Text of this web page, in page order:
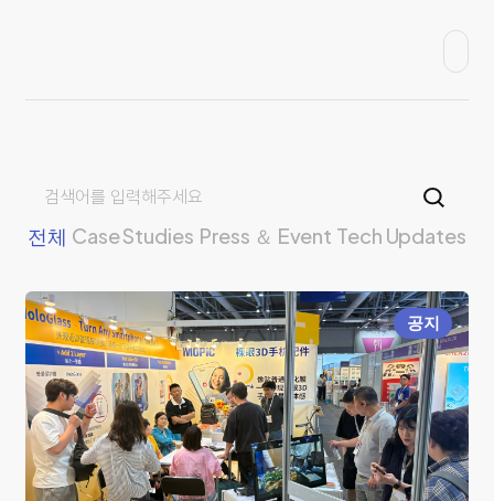
전체 Case Studies Press ＆ Event Tech Updates
공지